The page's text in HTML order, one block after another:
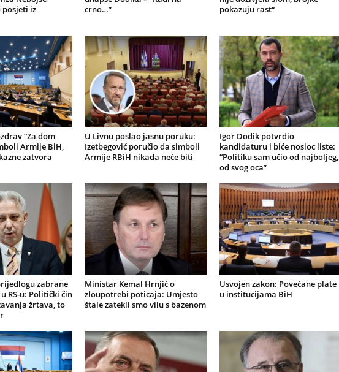
posjeti iz
crno…”
pokazuju rast“
“Za dom
Armije BiH,
zatvora
U Livnu poslao jasnu poruku:
Izetbegović poručio da simboli
Armije RBiH nikada neće biti
Igor Dodik potvrdio
kandidaturu i biće nosioc liste:
“Politiku sam učio od najboljeg,
od svog oca”
zabrane
RS-u: Politički čin
žrtava, to
Ministar Kemal Hrnjić o
zloupotrebi poticaja: Umjesto
štale zatekli smo vilu s bazenom
Usvojen zakon: Povećane plate
u institucijama BiH